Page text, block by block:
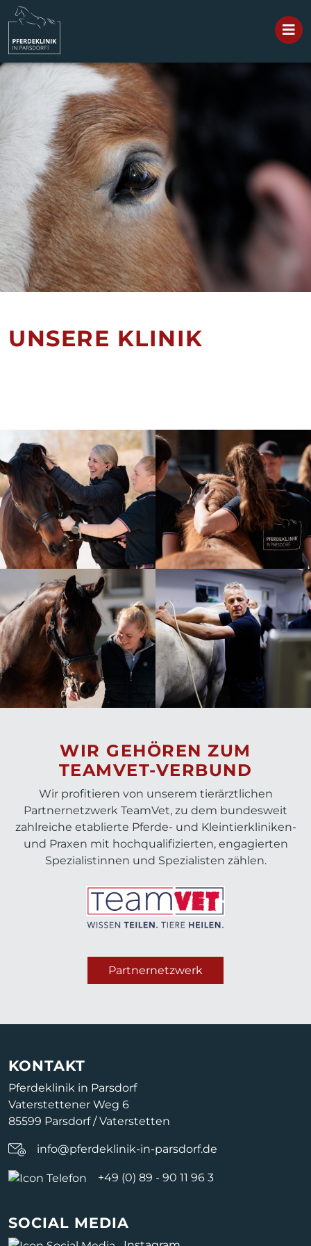
UNSERE KLINIK
WIR GEHÖREN ZUM
TEAMVET-VERBUND
Wir profitieren von unserem tierärztlichen
Partnernetzwerk TeamVet, zu dem bundesweit
zahlreiche etablierte Pferde- und Kleintierkliniken-
und Praxen mit hochqualifizierten, engagierten
Spezialistinnen und Spezialisten zählen.
Partnernetzwerk
KONTAKT
Pferdeklinik in Parsdorf
Vaterstettener Weg 6
85599 Parsdorf / Vaterstetten
info@pferdeklinik-in-parsdorf.de
+49 (0) 89 - 90 11 96 3
SOCIAL MEDIA